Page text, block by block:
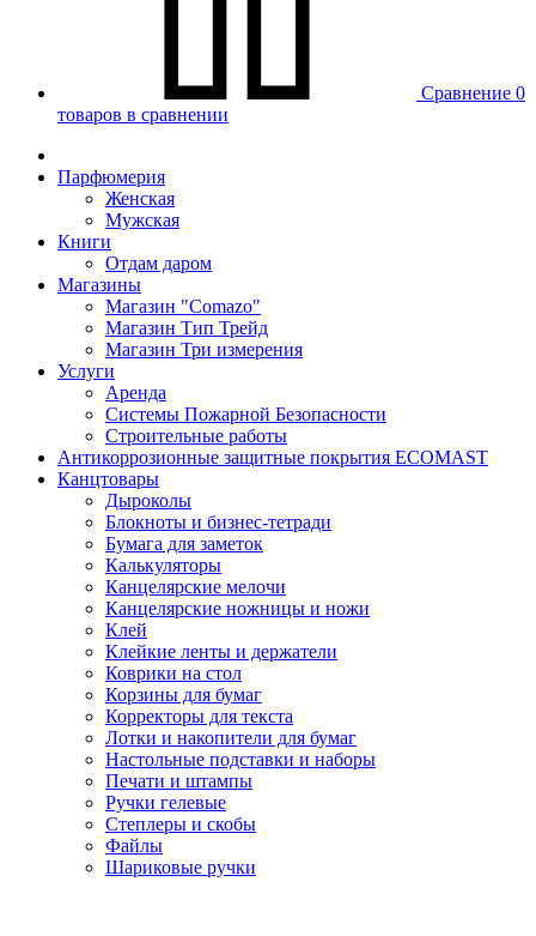
Сравнение 0
товаров в сравнении
Парфюмерия
Женская
Мужская
Книги
Отдам даром
Магазины
Магазин "Comazo"
Магазин Тип Трейд
Магазин Три измерения
Услуги
Аренда
Системы Пожарной Безопасности
Строительные работы
Антикоррозионные защитные покрытия ECOMAST
Канцтовары
Дыроколы
Блокноты и бизнес-тетради
Бумага для заметок
Калькуляторы
Канцелярские мелочи
Канцелярские ножницы и ножи
Клей
Клейкие ленты и держатели
Коврики на стол
Корзины для бумаг
Корректоры для текста
Лотки и накопители для бумаг
Настольные подставки и наборы
Печати и штампы
Ручки гелевые
Степлеры и скобы
Файлы
Шариковые ручки